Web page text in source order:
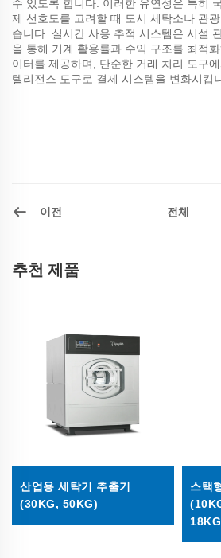
수 있도록 합니다. 이러한 유연성은 특히
제 선호도를 고려할 때 도시 세탁소나 관
습니다. 실시간 사용 추적 시스템은 시설
을 통해 기계 활용률과 수익 구조를 최적
이터를 제공하며, 단순한 거래 처리 도구
텔리전스 도구로 결제 시스템을 변화시킵
이전 전체
추천 제품
산업용 세탁기 추출기
(30KG, 50KG)
스택